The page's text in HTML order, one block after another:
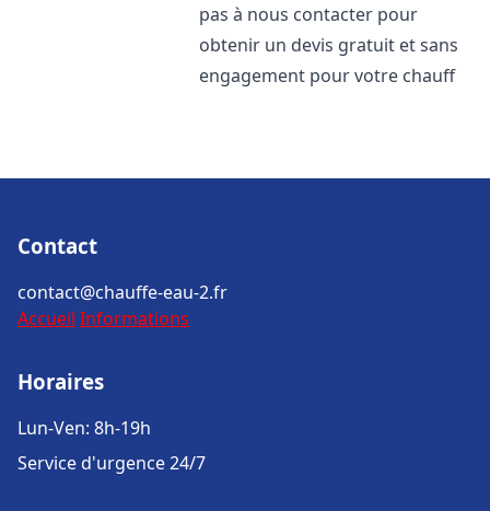
pas à nous contacter pour
obtenir un devis gratuit et sans
engagement pour votre chauff
Contact
contact@chauffe-eau-2.fr
Accueil Informations
Horaires
Lun-Ven: 8h-19h
Service d'urgence 24/7